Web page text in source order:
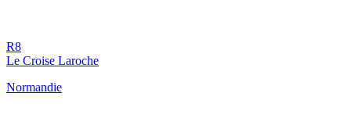
R8
Le Croise Laroche
Normandie